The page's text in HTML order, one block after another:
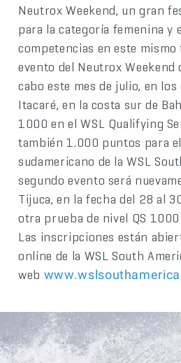
Neutrox Weekend, un gran
para la categoría femenina y
competencias en este
evento del Neutrox Weekend
cabo este mes de julio, en
Itacaré, en la costa sur de
1000 en el WSL Qualifying
también 1.000 puntos para
sudamericano de la WSL
segundo evento será
Tijuca, en la fecha del 28 al
otra prueba de nivel QS
Las inscripciones están
online de la WSL South
web